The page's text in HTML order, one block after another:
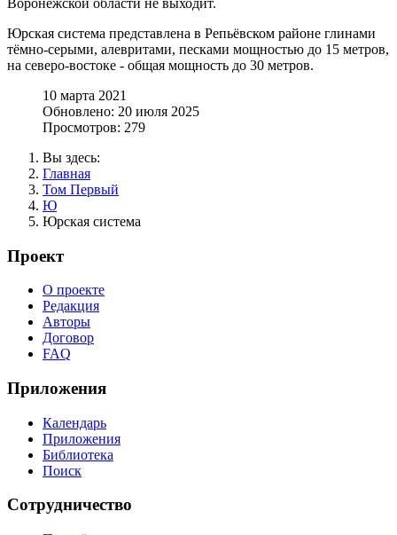
Юрская система представлена в Репьёвском районе глинами
тёмно-серыми, алевритами, песками мощностью до 15 метров,
на северо-востоке - общая мощность до 30 метров.
10 марта 2021
Обновлено: 20 июля 2025
Просмотров: 279
Вы здесь:
Главная
Том Первый
Ю
Юрская система
Проект
О проекте
Редакция
Авторы
Договор
FAQ
Приложения
Календарь
Приложения
Библиотека
Поиск
Сотрудничество